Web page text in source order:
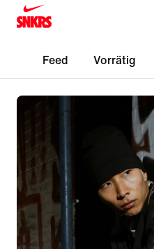
Feed Vorrätig